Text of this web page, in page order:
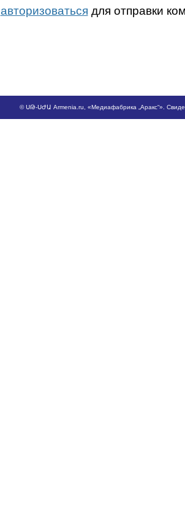
авторизоваться для отправки
©ՍԹ-ՍԺԱ Armenia.ru , «Медиафабрика „Аракс“».